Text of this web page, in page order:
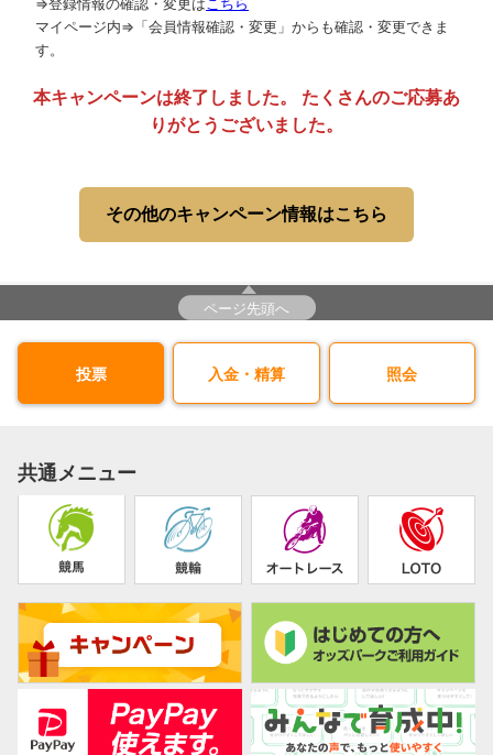
⇒登録情報の確認・変更はこちら
マイページ内⇒「会員情報確認・変更」からも確認・変更できま
す。
本キャンペーンは終了しました。 たくさんのご応募あ
りがとうございました。
その他のキャンペーン情報はこちら
ページ先頭へ
投票 入金・精算 照会
共通メニュー